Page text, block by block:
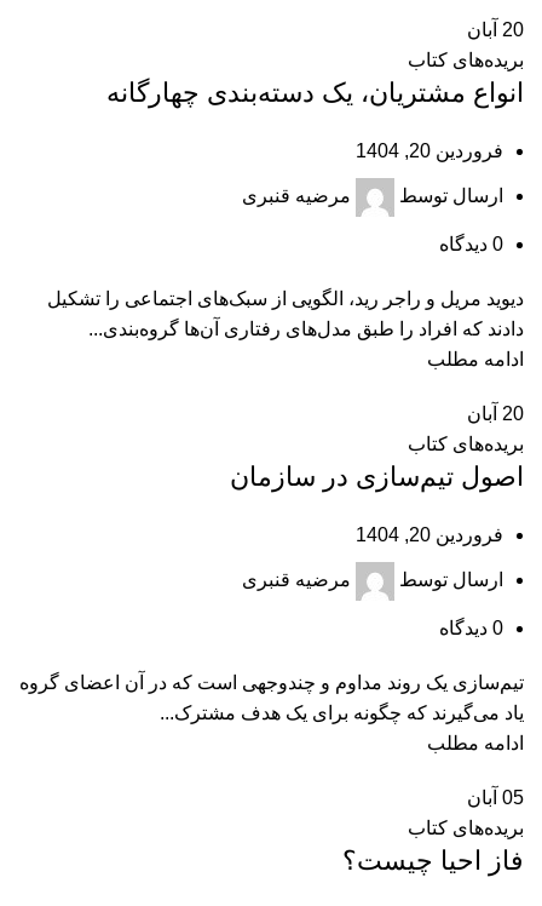
20 آبان
بریده‌های کتاب
انواع مشتریان، یک دسته‌بندی چهارگانه
فروردین 20, 1404
ارسال توسط مرضیه قنبری
0 دیدگاه
دیوید مریل و راجر رید، الگویی از سبک‌های اجتماعی را تشکیل
دادند که افراد را طبق مدل‌های رفتاری آن‌ها گروه‌بندی...
ادامه مطلب
20 آبان
بریده‌های کتاب
اصول تیم‌سازی در سازمان
فروردین 20, 1404
ارسال توسط مرضیه قنبری
0 دیدگاه
تیم‌سازی یک روند مداوم و چندوجهی است که در آن اعضای گروه
یاد می‌گیرند که چگونه برای یک هدف مشترک...
ادامه مطلب
05 آبان
بریده‌های کتاب
فاز احيا چيست؟